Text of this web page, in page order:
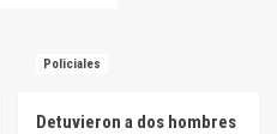
Policiales
Detuvieron a dos hombres